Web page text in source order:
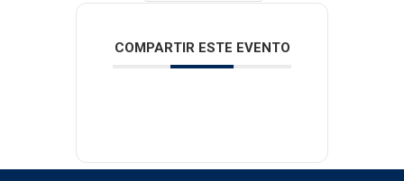
COMPARTIR ESTE EVENTO